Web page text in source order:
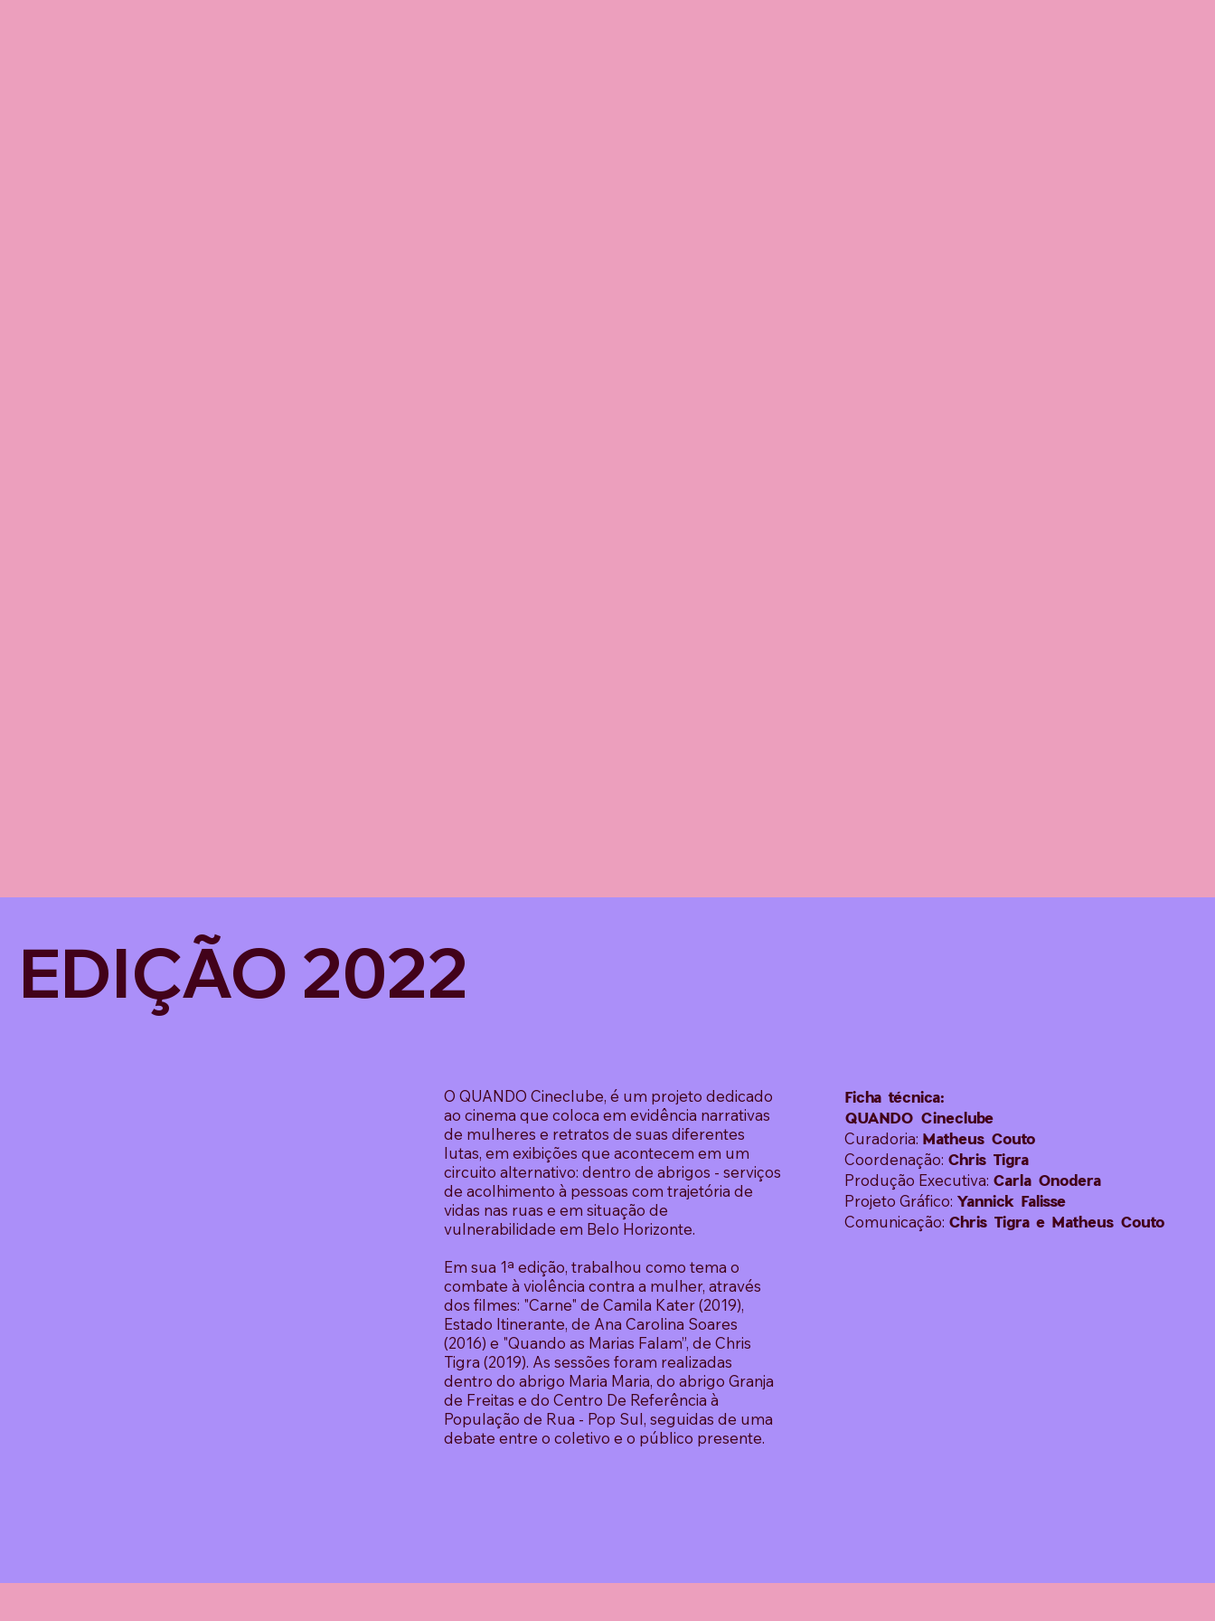
O QUANDO Cineclube, é um projeto dedicado
ao cinema que coloca em evidência narrativas
de mulheres e retratos de suas diferentes
lutas, em exibições que acontecem em um
circuito alternativo: dentro de abrigos - serviços
de acolhimento à pessoas com trajetória de
vidas nas ruas e em situação de
vulnerabilidade em Belo Horizonte.
Em sua 1ª edição, trabalhou como tema o
combate à violência contra a mulher, através
dos filmes: "Carne" de Camila Kater (2019),
Estado Itinerante, de Ana Carolina Soares
(2016) e "Quando as Marias Falam”, de Chris
Tigra (2019). As sessões foram realizadas
dentro do abrigo Maria Maria, do abrigo Granja
de Freitas e do Centro De Referência à
População de Rua - Pop Sul, seguidas de uma
debate entre o coletivo e o público presente.
Ficha técnica:
QUANDO Cineclube
Curadoria: Matheus Couto
Coordenação: Chris Tigra
Produção Executiva: Carla Onodera
Projeto Gráfico: Yannick Falisse
Comunicação: Chris Tigra e Matheus Couto
EDIÇÃO 2022